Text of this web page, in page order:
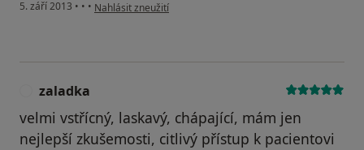
5. září 2013 • • • podle názoru uživatele Váš účet byl odstraněn
Nahlásit zneužití
zaladka
velmi vstřícný, laskavý, chápající, mám jen
nejlepší zkušemosti, citlivý přístup k pacientovi